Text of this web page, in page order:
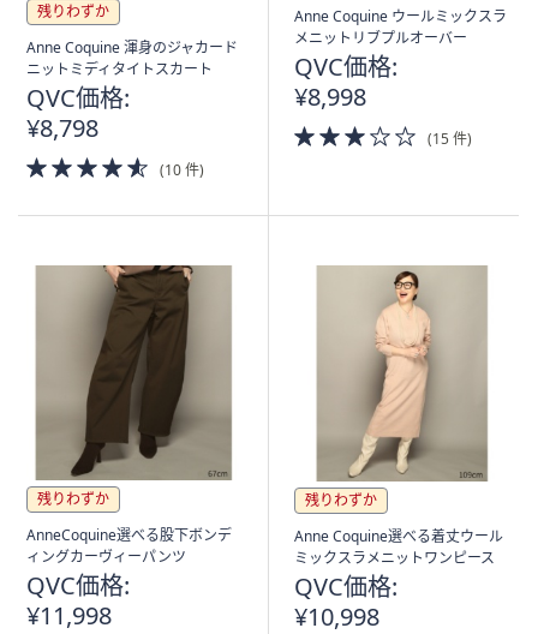
残りわずか
Anne Coquine 渾身のジャカード
ニットミディタイトスカート
QVC価格:
¥8,798
4.5
of
(10 件)
Anne Coquine ウールミックスラ
メニットリブプルオーバー
QVC価格:
¥8,998
3.0
of
(15 件)
残りわずか
AnneCoquine選べる股下ボンデ
ィングカーヴィーパンツ
QVC価格:
¥11,998
残りわずか
Anne Coquine選べる着丈ウール
ミックスラメニットワンピース
QVC価格:
¥10,998